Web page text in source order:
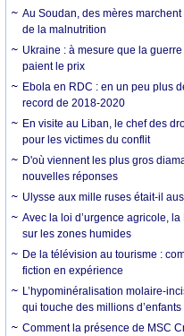
Au Soudan, des mères
de la malnutrition
Ukraine : à mesure que la
paient le prix
Ebola en RDC : en un peu plus
record de 2018-2020
En visite au Liban, le chef des
pour les victimes du conflit
D'où viennent les plus gros
nouvelles réponses
Ulysse aux mille ruses était-il
Avec la loi d’urgence agricole,
sur les zones humides
De la télévision au tourisme :
fiction en expérience
L’hypominéralisation molaire-
qui touche des millions d’enfants
Comment la présence de MSC